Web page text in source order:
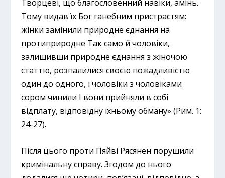
Творцеві, що благословенний навіки, амінь.
Тому видав їх Бог ганебним пристрастям:
жінки замінили природне єднання на
протиприродне Так само й чоловіки,
залишивши природне єднання з жіночою
статтю, розпалилися своєю пожадливістю
один до одного, і чоловіки з чоловіками
сором чинили І вони прийняли в собі
відплату, відповідну їхньому обману» (Рим. 1:
24-27).
Після цього проти Пяйві Рясянен порушили
кримінальну справу. Згодом до нього